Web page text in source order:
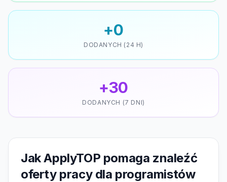
+0
DODANYCH (24 H)
+30
DODANYCH (7 DNI)
Jak ApplyTOP pomaga znaleźć
oferty pracy dla programistów